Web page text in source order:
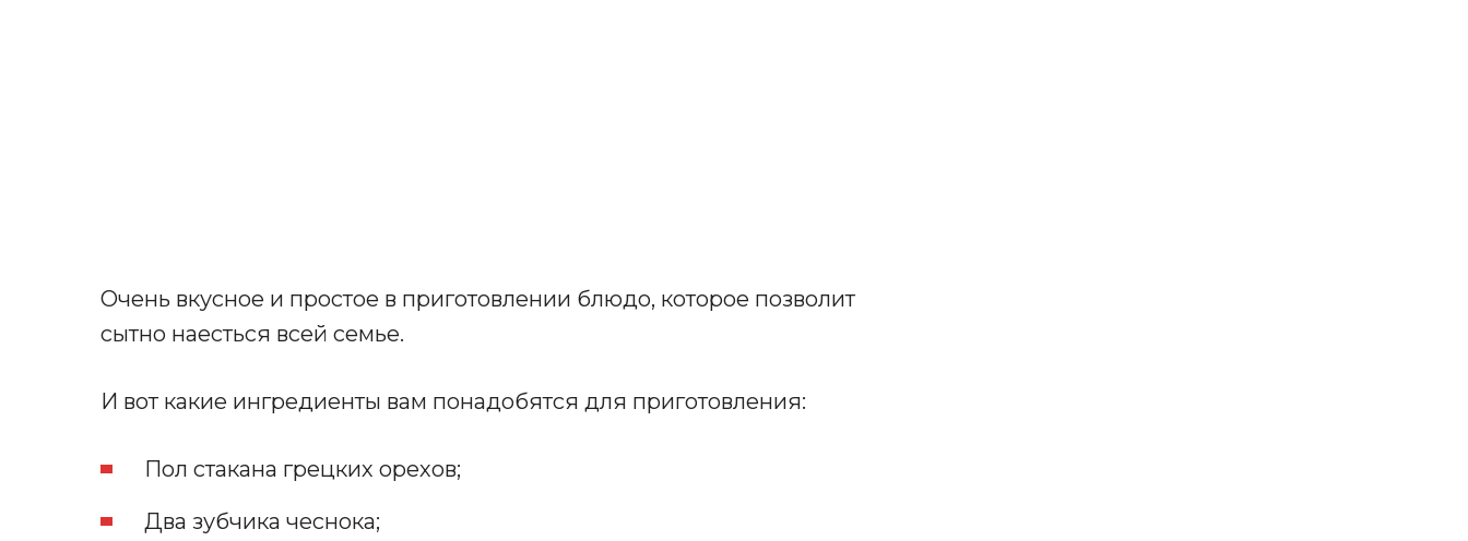
Очень вкусное и простое в приготовлении блюдо, которое позволит
сытно наесться всей семье.
И вот какие ингредиенты вам понадобятся для приготовления:
Пол стакана грецких орехов;
Два зубчика чеснока;